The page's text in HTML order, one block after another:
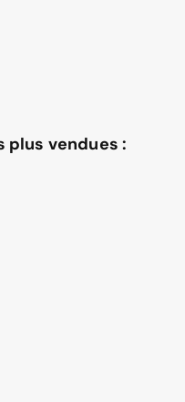
plus vendues :